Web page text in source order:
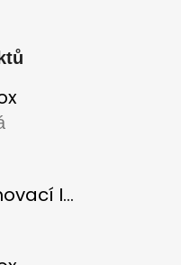
hvězdiček.
Fox Raketa zakrmovací Impact Spod
hvězdiček.